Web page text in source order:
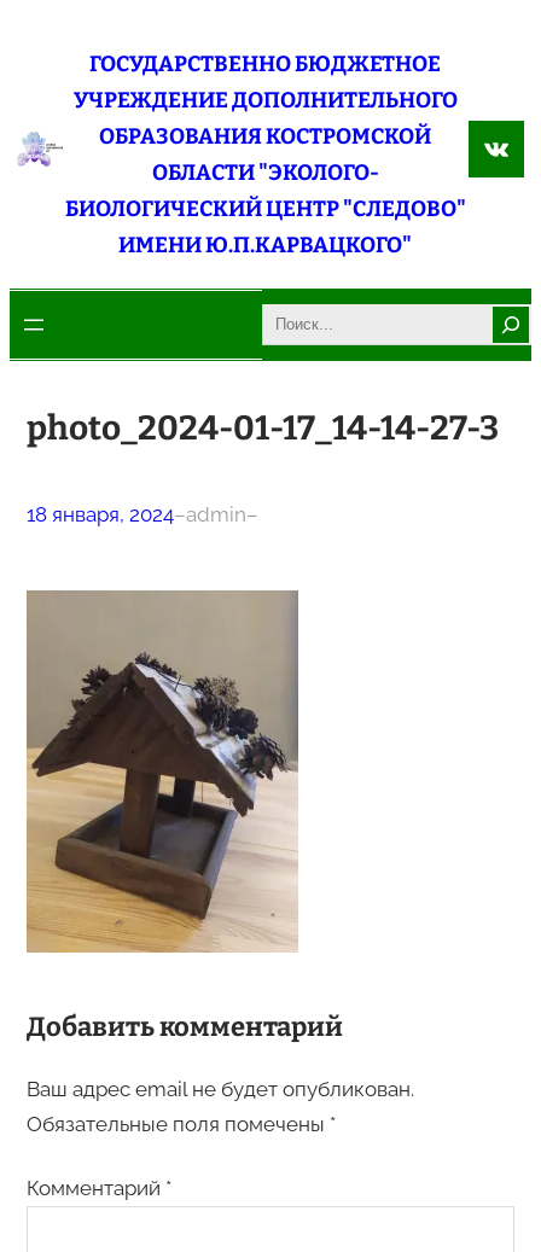
содержимому
ГОСУДАРСТВЕННО БЮДЖЕТНОЕ
УЧРЕЖДЕНИЕ ДОПОЛНИТЕЛЬНОГО
ОБРАЗОВАНИЯ КОСТРОМСКОЙ
ОБЛАСТИ "ЭКОЛОГО-
БИОЛОГИЧЕСКИЙ ЦЕНТР "СЛЕДОВО"
ИМЕНИ Ю.П.КАРВАЦКОГО"
Search
photo_2024-01-17_14-14-27-3
18 января, 2024–admin–
Добавить комментарий
Ваш адрес email не будет опубликован.
Обязательные поля помечены *
Комментарий *